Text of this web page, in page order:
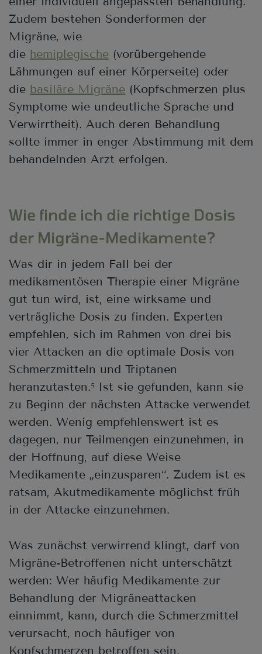
Zudem bestehen Sonderformen der
Migräne, wie
die hemiplegische (vorübergehende
Lähmungen auf einer Körperseite) oder
die basiläre Migräne (Kopfschmerzen plus
Symptome wie undeutliche Sprache und
Verwirrtheit). Auch deren Behandlung
sollte immer in enger Abstimmung mit dem
behandelnden Arzt erfolgen.
Wie finde ich die richtige Dosis
der Migräne-Medikamente?
Was dir in jedem Fall bei der
medikamentösen Therapie einer Migräne
gut tun wird, ist, eine wirksame und
verträgliche Dosis zu finden. Experten
empfehlen, sich im Rahmen von drei bis
vier Attacken an die optimale Dosis von
Schmerzmitteln und Triptanen
heranzutasten.5
Ist sie gefunden, kann sie
zu Beginn der nächsten Attacke verwendet
werden. Wenig empfehlenswert ist es
dagegen, nur Teilmengen einzunehmen, in
der Hoffnung, auf diese Weise
Medikamente „einzusparen“. Zudem ist es
ratsam, Akutmedikamente möglichst früh
in der Attacke einzunehmen.
Was zunächst verwirrend klingt, darf von
Migräne-Betroffenen nicht unterschätzt
werden: Wer häufig Medikamente zur
Behandlung der Migräneattacken
einnimmt, kann, durch die Schmerzmittel
verursacht, noch häufiger von
Kopfschmerzen betroffen sein.